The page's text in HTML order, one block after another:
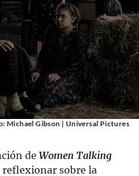
Michael Gibson | Universal Pictures
de Women Talking
reflexionar sobre la